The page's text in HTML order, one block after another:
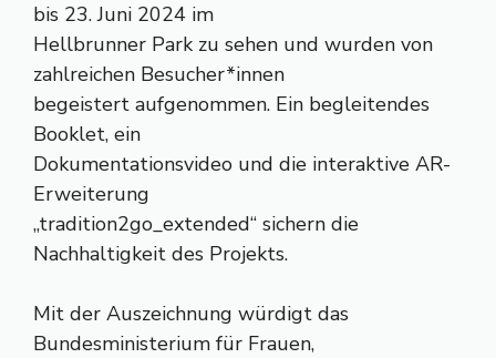
bis 23. Juni 2024 im
Hellbrunner Park zu sehen und wurden von
zahlreichen Besucher*innen
begeistert aufgenommen. Ein begleitendes
Booklet, ein
Dokumentationsvideo und die interaktive AR-
Erweiterung
„tradition2go_extended“ sichern die
Nachhaltigkeit des Projekts.
Mit der Auszeichnung würdigt das
Bundesministerium für Frauen,